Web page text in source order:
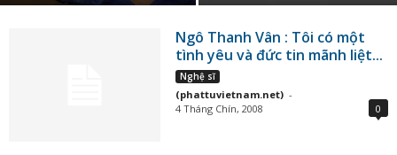
Ngô Thanh Vân : Tôi có một
tình yêu và đức tin mãnh liệt...
Nghệ sĩ
(phattuvietnam.net) -
4 Tháng Chín, 2008
0